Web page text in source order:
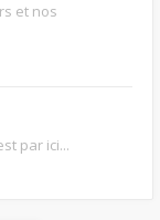
et nos
par ici...